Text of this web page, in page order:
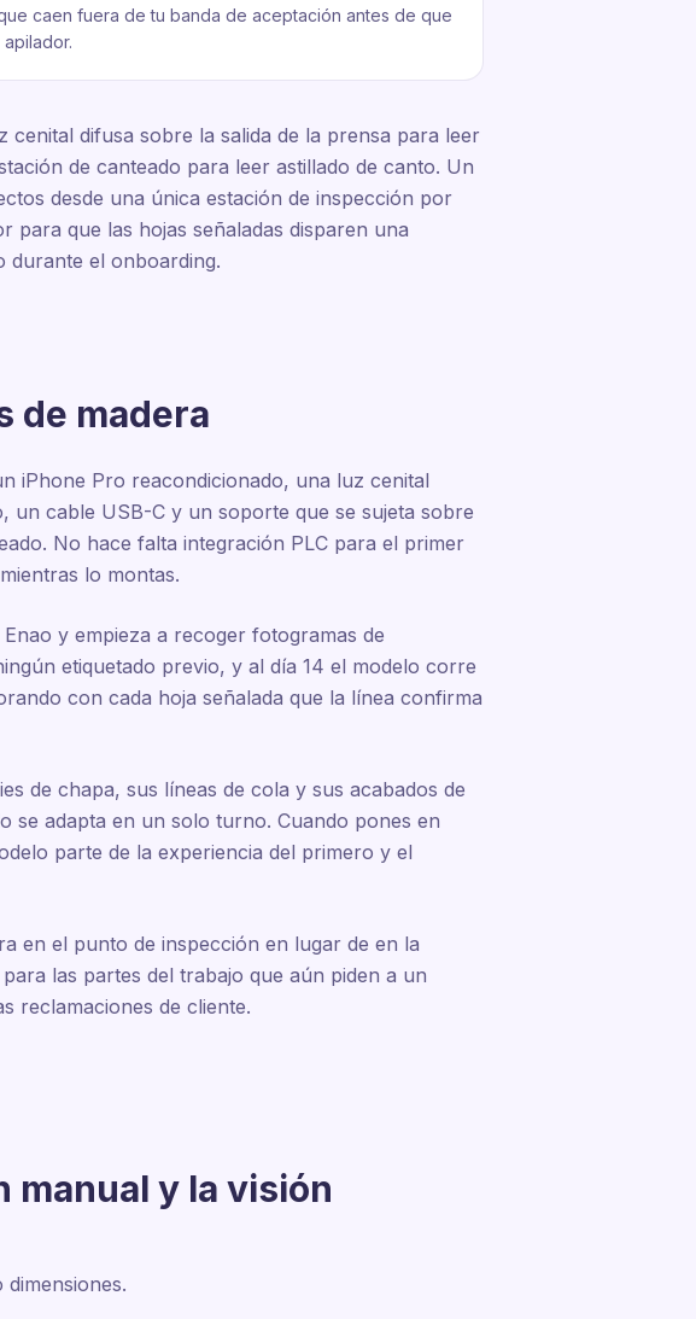
caen fuera de tu banda de aceptación antes de que
difusa sobre la salida de la prensa para leer
de canteado para leer astillado de canto. Un
desde una única estación de inspección por
que las hojas señaladas disparen una
durante el onboarding.
de madera
iPhone Pro reacondicionado, una luz cenital
cable USB-C y un soporte que se sujeta sobre
No hace falta integración PLC para el primer
lo montas.
y empieza a recoger fotogramas de
etiquetado previo, y al día 14 el modelo corre
con cada hoja señalada que la línea confirma
de chapa, sus líneas de cola y sus acabados de
se adapta en un solo turno. Cuando pones en
parte de la experiencia del primero y el
en el punto de inspección en lugar de en la
las partes del trabajo que aún piden a un
reclamaciones de cliente.
manual y la visión